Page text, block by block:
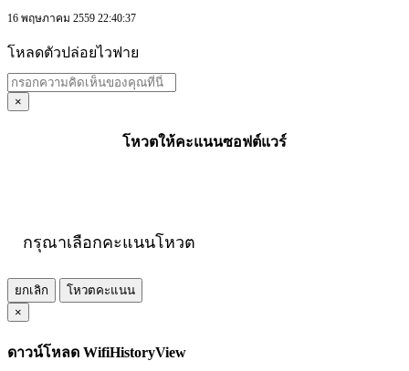
16 พฤษภาคม 2559 22:40:37
โหลดตัวปล่อยไวฟาย
×
โหวตให้คะแนนซอฟต์แวร์
กรุณาเลือกคะแนนโหวต
ยกเลิก
โหวตคะแนน
×
ดาวน์โหลด WifiHistoryView